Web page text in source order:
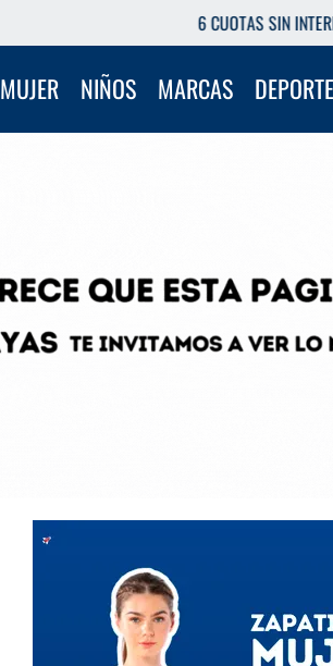
6 CUOTAS SIN INTERÉS CON TU DEBITO
MUJER NIÑOS MARCAS